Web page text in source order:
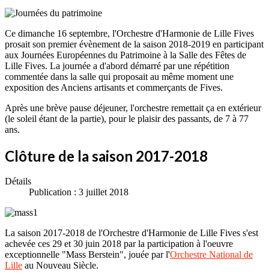
Ce dimanche 16 septembre, l'Orchestre d'Harmonie de Lille Fives
prosait son premier évènement de la saison 2018-2019 en participant
aux Journées Européennes du Patrimoine à la Salle des Fêtes de
Lille Fives. La journée a d'abord démarré par une répétition
commentée dans la salle qui proposait au même moment une
exposition des Anciens artisants et commerçants de Fives.
Après une brève pause déjeuner, l'orchestre remettait ça en extérieur
(le soleil étant de la partie), pour le plaisir des passants, de 7 à 77
ans.
Clôture de la saison 2017-2018
Détails
Publication : 3 juillet 2018
La saison 2017-2018 de l'Orchestre d'Harmonie de Lille Fives s'est
achevée ces 29 et 30 juin 2018 par la participation à l'oeuvre
exceptionnelle "Mass Berstein", jouée par l'Orchestre National de
Lille au Nouveau Siècle.